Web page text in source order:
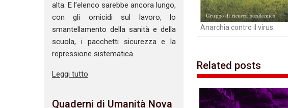
Anarchia contro il virus
Related posts
alta. E l’elenco sarebbe ancora lungo,
con gli omicidi sul lavoro, lo
smantellamento della sanità e della
scuola, i pacchetti sicurezza e la
repressione sistematica.
Leggi tutto
Quaderni di Umanità Nova